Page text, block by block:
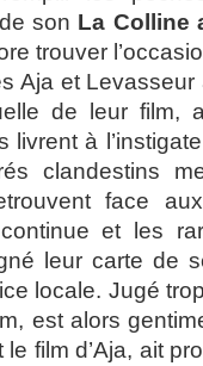
son La Colline
trouver
Aja et
de leur film,
livrent à
clandestins
face
et les
leur carte de
locale. Jugé
est alors
film d’Aja, ait